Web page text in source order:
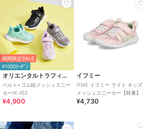
期間限定SALE
¥1000ｸｰﾎﾟﾝ
オリエンタルトラフィック
ベルト×ゴム紐メッシュスニー
カー/K-452
¥4,900
イフミー
IFME イフミー ライト キッズ
メッシュスニーカー【軽量】
子供靴 ストラップシューズ 1
¥4,730